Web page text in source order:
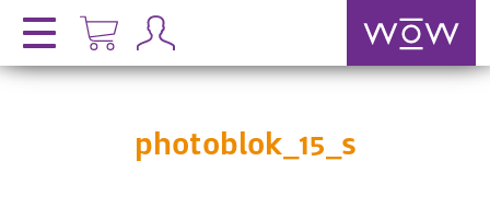
photoblok_15_s